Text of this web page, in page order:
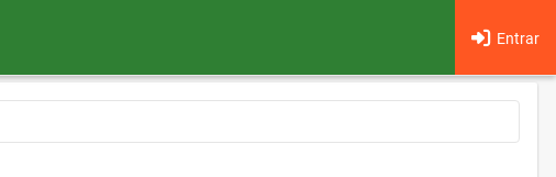
Entrar